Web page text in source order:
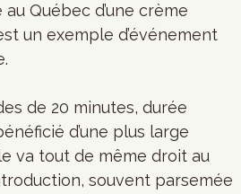
Québec d’une crème
un exemple d’événement
de 20 minutes, durée
d’une plus large
va tout de même droit au
souvent parsemée